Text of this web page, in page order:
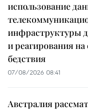
использование
инфраструктуры
и реагирования
бедствия
07/08/2026 08:41
Австралия